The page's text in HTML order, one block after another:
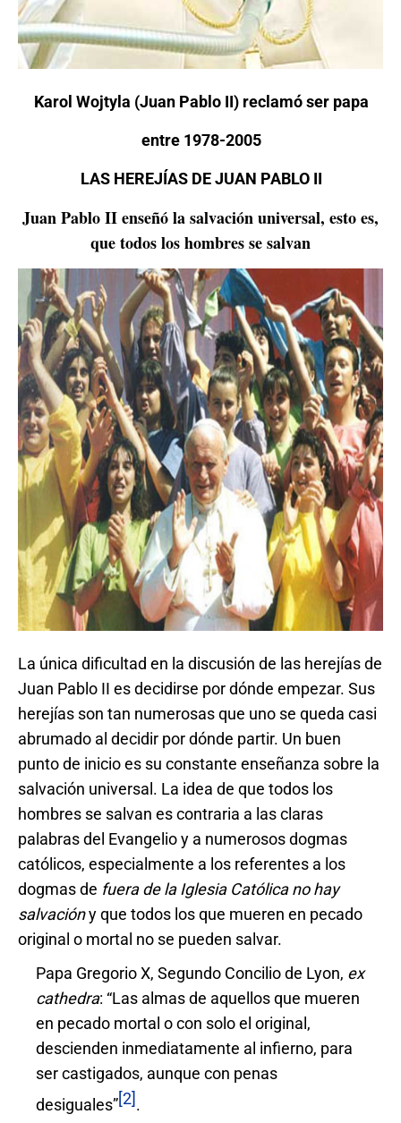
Karol Wojtyla (Juan Pablo II) reclamóser papa
entre 1978-2005
LAS HEREJÍAS DE JUAN PABLO II
Juan Pablo II enseñó la salvación universal, esto es,
que todos los hombres se salvan
La única dificultad en la discusión de las herejías de
Juan Pablo II es decidirse por dónde empezar. Sus
herejías son tan numerosas que uno se queda casi
abrumado al decidir por dónde partir. Un buen
punto de inicio es su constante enseñanza sobre la
salvación universal. La idea de que todos los
hombres se salvan es contraria a las claras
palabras del Evangelio y a numerosos dogmas
católicos, especialmente a los referentes a los
dogmas de fuera de la Iglesia Católica no hay
salvacióny que todos los que mueren en pecado
original o mortal no se pueden salvar.
Papa Gregorio X, Segundo Concilio de Lyon, ex
cathedra: “Las almas de aquellos que mueren
en pecado mortal o con solo el original,
descienden inmediatamente al infierno, para
ser castigados, aunque con penas
desiguales”[2].